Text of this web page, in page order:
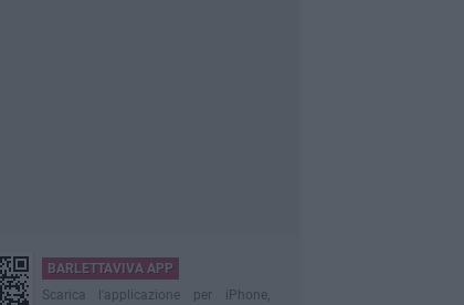
BARLETTAVIVA APP
Scarica l'applicazione per iPhone,